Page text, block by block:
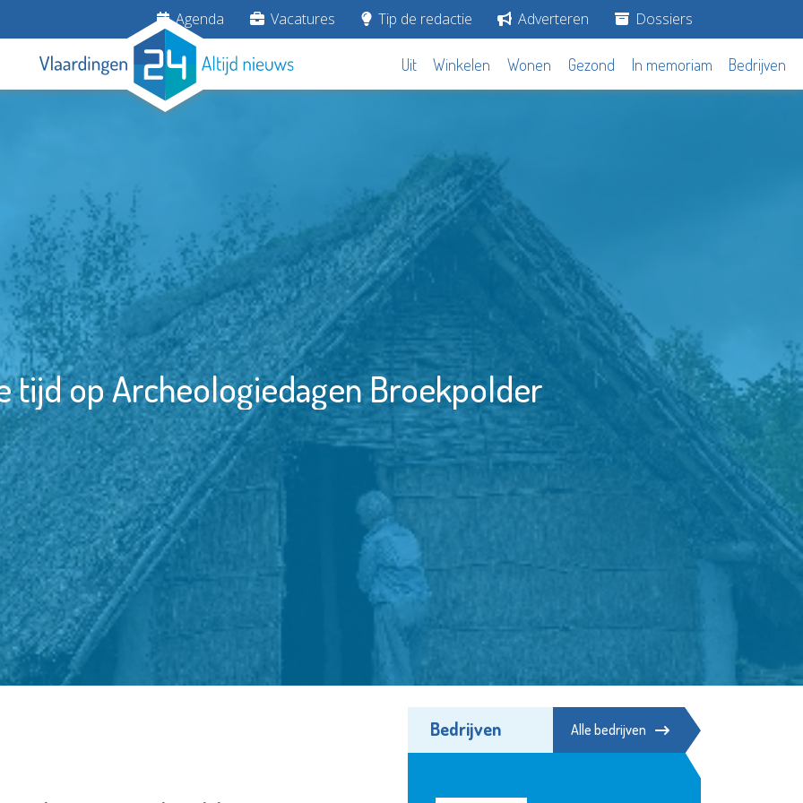
Agenda Vacatures Tip de redactie Adverteren Dossiers
Uit Winkelen Wonen Gezond In memoriam Bedrijven
tijd op Archeologiedagen Broekpolder
Bedrijven Alle bedrijven